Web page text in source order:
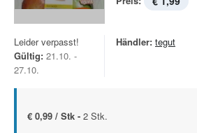
Leider verpasst!
Gültig: 21.10. -
27.10.
Händler: tegut
€ 0,99 / Stk - 2 Stk.